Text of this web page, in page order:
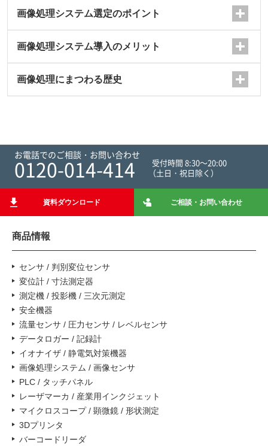
画像処理システム選定のポイント
画像処理システム導入のメリット
画像処理にまつわる歴史
お電話でのご相談・お問い合わせ
0120-014-414
受付時間 8:30～20:00
（土日・祝日除く）
資料ダウンロード ご相談・お問い合わせ
商品情報
センサ / 判別変位センサ
変位計 / 寸法測定器
測定機 / 投影機 / 三次元測定
安全機器
流量センサ / 圧力センサ / レベルセンサ
データロガー / 記録計
イオナイザ / 静電気対策機器
画像処理システム / 画像センサ
PLC / タッチパネル
レーザマーカ / 産業用インクジェット
マイクロスコープ / 顕微鏡 / 形状測定
3Dプリンタ
バーコードリーダ